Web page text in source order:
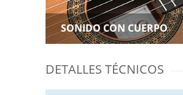
SONIDO CON CUERPO
DETALLES TÉCNICOS